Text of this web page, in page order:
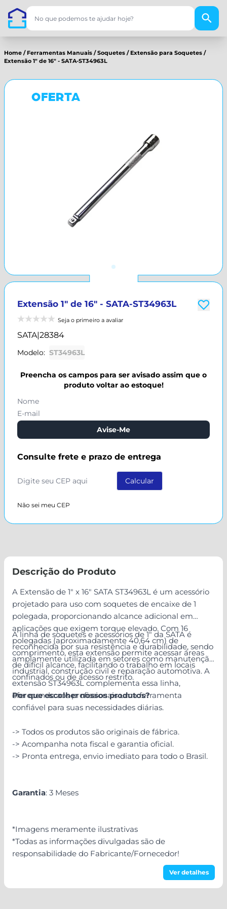
Home / Ferramentas Manuais /Soquetes / Extensão para Soquetes /
Extensão 1" de 16" - SATA-ST34963L
Extensão 1" de 16" - SATA-ST34963L
Seja o primeiro a avaliar
SATA|28384
Modelo: ST34963L
Preencha os campos para ser avisado assim que o
produto voltar ao estoque!
Avise-Me
Consulte frete e prazo de entrega
Não sei meu CEP
Descrição do Produto
Ver detalhes
A Extensão de 1" x 16" SATA ST34963L é um acessório
projetado para uso com soquetes de encaixe de 1
polegada, proporcionando alcance adicional em
aplicações que exigem torque elevado. Com 16
polegadas (aproximadamente 40,64 cm) de
comprimento, esta extensão permite acessar áreas
de difícil alcance, facilitando o trabalho em locais
confinados ou de acesso restrito.
A linha de soquetes e acessórios de 1" da SATA é
reconhecida por sua resistência e durabilidade, sendo
amplamente utilizada em setores como manutenção
industrial, construção civil e reparação automotiva. A
extensão ST34963L complementa essa linha,
oferecendo aos profissionais uma ferramenta
confiável para suas necessidades diárias.
Por que escolher nossos produtos?
-> Todos os produtos são originais de fábrica.
-> Acompanha nota fiscal e garantia oficial.
-> Pronta entrega, envio imediato para todo o Brasil.
Garantia: 3 Meses
*Imagens meramente ilustrativas
*Todas as informações divulgadas são de
responsabilidade do Fabricante/Fornecedor!